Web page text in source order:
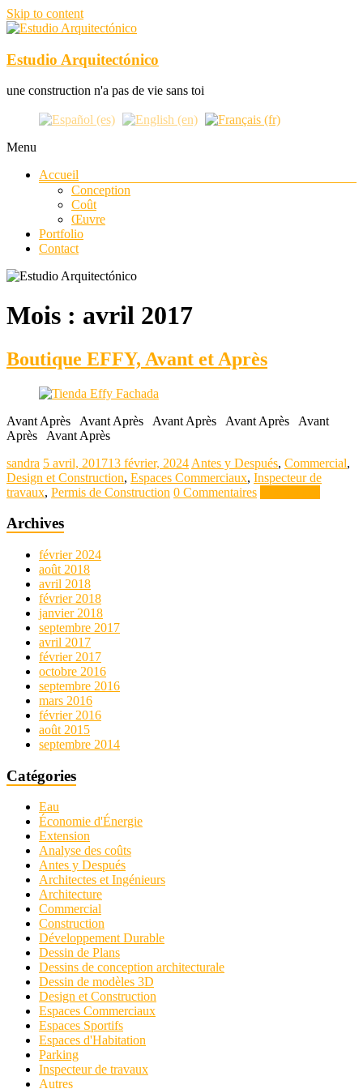
Skip to content
Estudio Arquitectónico
une construction n'a pas de vie sans toi
Menu
Accueil
Conception
Coût
Œuvre
Portfolio
Contact
Mois : avril 2017
Boutique EFFY, Avant et Après
Avant Après Avant Après Avant Après Avant Après Avant
Après Avant Après
sandra 5 avril, 201713 février, 2024 Antes y Después, Commercial,
Design et Construction, Espaces Commerciaux, Inspecteur de
travaux, Permis de Construction 0 Commentaires
Archives
février 2024
août 2018
avril 2018
février 2018
janvier 2018
septembre 2017
avril 2017
février 2017
octobre 2016
septembre 2016
mars 2016
février 2016
août 2015
septembre 2014
Catégories
Eau
Économie d'Énergie
Extension
Analyse des coûts
Antes y Después
Architectes et Ingénieurs
Architecture
Commercial
Construction
Développement Durable
Dessin de Plans
Dessins de conception architecturale
Dessin de modèles 3D
Design et Construction
Espaces Commerciaux
Espaces Sportifs
Espaces d'Habitation
Parking
Inspecteur de travaux
Autres